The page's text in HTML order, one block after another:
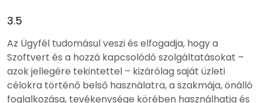
3.5
Az Ügyfél tudomásul veszi és elfogadja, hogy a
Szoftvert és a hozzá kapcsolódó szolgáltatásokat –
azok jellegére tekintettel – kizárólag saját üzleti
célokra történő belső használatra, a szakmája, önálló
foglalkozása, tevékenysége körében használhatja és